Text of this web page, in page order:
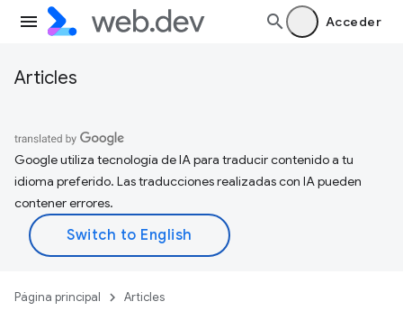
Acceder
Articles
Google utiliza tecnología de IA para traducir contenido a tu
idioma preferido. Las traducciones realizadas con IA pueden
contener errores.
Página principal Articles